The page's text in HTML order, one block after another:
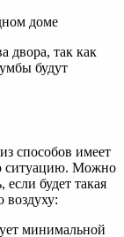
двора, так как
будут
способов имеет
ситуацию. Можно
будет такая
воздуху:
минимальной